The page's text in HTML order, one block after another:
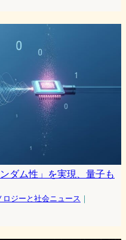
ダム性」を実現、量子も
ロジーと社会ニュース ｜